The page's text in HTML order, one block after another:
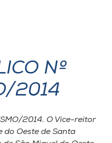
Nº
2014
2014. O Vice-reitor
do Oeste de Santa